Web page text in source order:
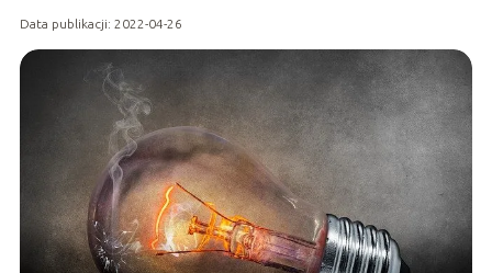
Data publikacji: 2022-04-26